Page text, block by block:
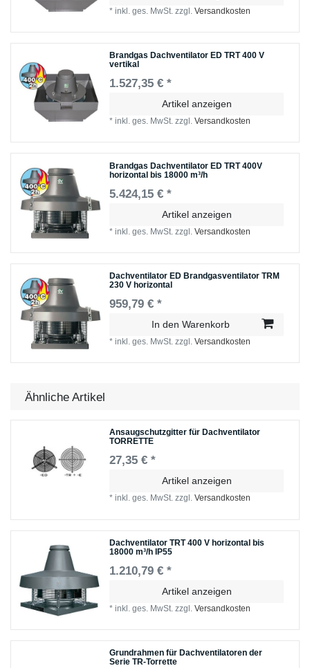
*inkl. ges. MwSt. zzgl.Versandkosten
Brandgas Dachventilator ED TRT 400 V
vertikal
1.527,35 € *
Artikel anzeigen
*inkl. ges. MwSt. zzgl.Versandkosten
Brandgas Dachventilator ED TRT 400V
horizontal bis 18000 m³/h
5.424,15 € *
Artikel anzeigen
*inkl. ges. MwSt. zzgl.Versandkosten
Dachventilator ED Brandgasventilator TRM
230 V horizontal
959,79 € *
In den Warenkorb
*inkl. ges. MwSt. zzgl.Versandkosten
Ähnliche Artikel
Ansaugschutzgitter für Dachventilator
TORRETTE
27,35 € *
Artikel anzeigen
*inkl. ges. MwSt. zzgl.Versandkosten
Dachventilator TRT 400 V horizontal bis
18000 m³/h IP55
1.210,79 € *
Artikel anzeigen
*inkl. ges. MwSt. zzgl.Versandkosten
Grundrahmen für Dachventilatoren der
Serie TR-Torrette